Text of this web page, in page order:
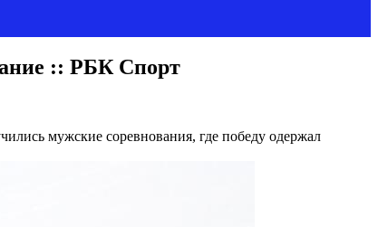
:: РБК Спорт
мужские соревнования, где победу одержал